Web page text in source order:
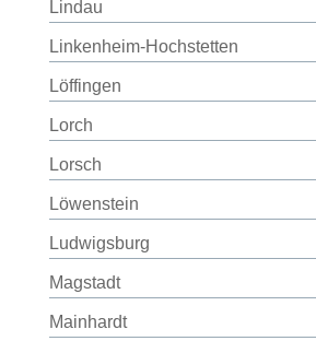
Lindau
Linkenheim-Hochstetten
Löffingen
Lorch
Lorsch
Löwenstein
Ludwigsburg
Magstadt
Mainhardt